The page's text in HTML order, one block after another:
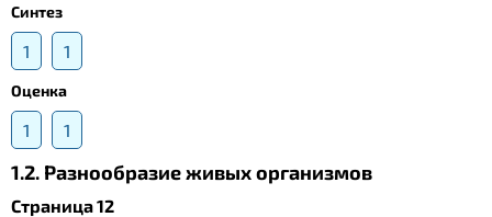
Синтез
1 1
Оценка
1 1
1.2. Разнообразие живых организмов
Страница 12